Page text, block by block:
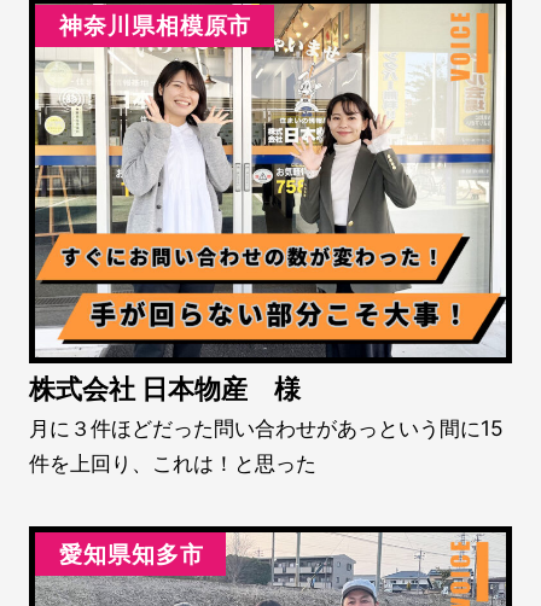
神奈川県相模原市
株式会社 日本物産 様
月に３件ほどだった問い合わせがあっという間に15
件を上回り、これは！と思った
愛知県知多市